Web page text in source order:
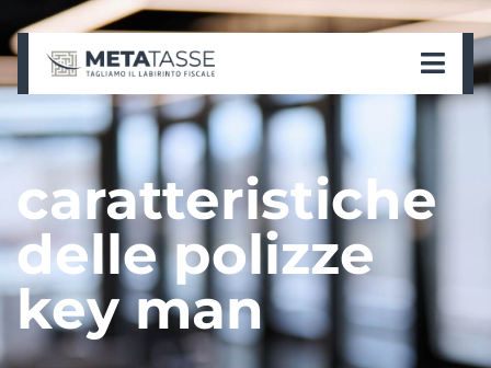
caratteristiche
delle polizze
key man